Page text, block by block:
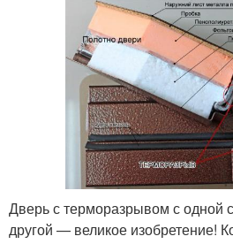
Дверь с терморазрывом с одной
другой — великое изобретение!